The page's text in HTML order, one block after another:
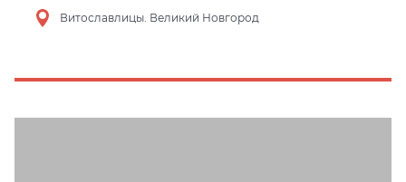
Витославлицы. Великий Новгород